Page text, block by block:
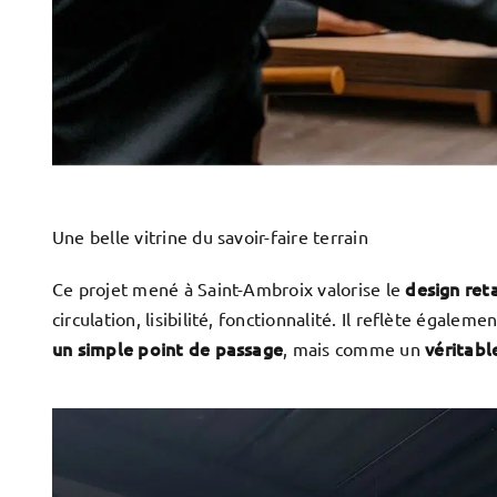
Une belle vitrine du savoir-faire terrain
Ce projet mené à Saint-Ambroix valorise ledesign
circulation, lisibilité, fonctionnalité. Il reflète
un simple point de passage, mais comme un